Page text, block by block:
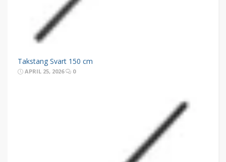
Takstang Svart 150 cm
APRIL 25, 2026 0